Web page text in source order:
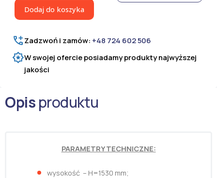
3D
ocynkowany
lakierowany
proszkowo
H=1530
mm
Dodaj do koszyka
Zadzwoń i zamów: +48 724 602 506
W swojej ofercie posiadamy produkty najwyższej
jakości
Opisproduktu
PARAMETRY TECHNICZNE:
wysokość – H=1530 mm;